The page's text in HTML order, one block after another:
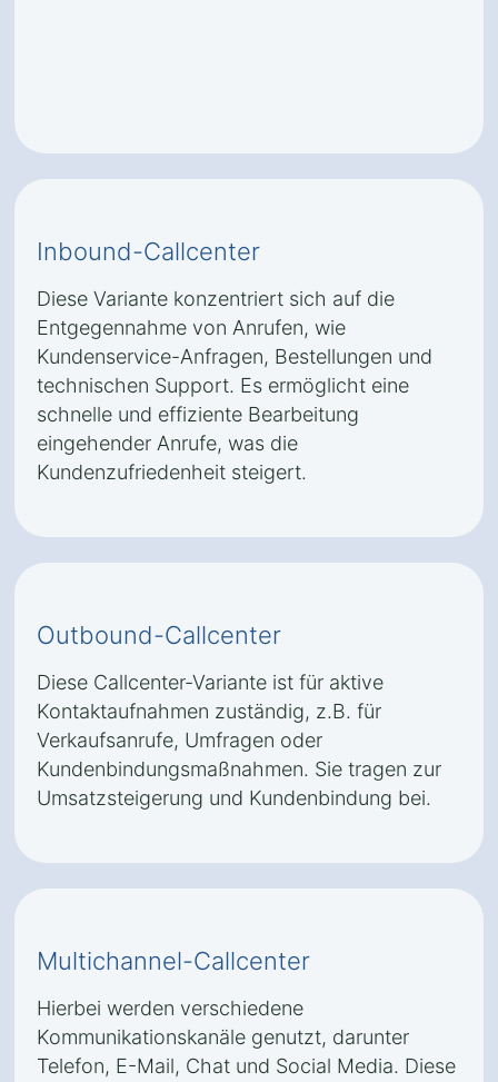
Inbound-Callcenter
Diese Variante konzentriert sich auf die
Entgegennahme von Anrufen, wie
Kundenservice-Anfragen, Bestellungen und
technischen Support. Es ermöglicht eine
schnelle und effiziente Bearbeitung
eingehender Anrufe, was die
Kundenzufriedenheit steigert.
Outbound-Callcenter
Diese Callcenter-Variante ist für aktive
Kontaktaufnahmen zuständig, z.B. für
Verkaufsanrufe, Umfragen oder
Kundenbindungsmaßnahmen. Sie tragen zur
Umsatzsteigerung und Kundenbindung bei.
Multichannel-Callcenter
Hierbei werden verschiedene
Kommunikationskanäle genutzt, darunter
Telefon, E-Mail, Chat und Social Media. Diese